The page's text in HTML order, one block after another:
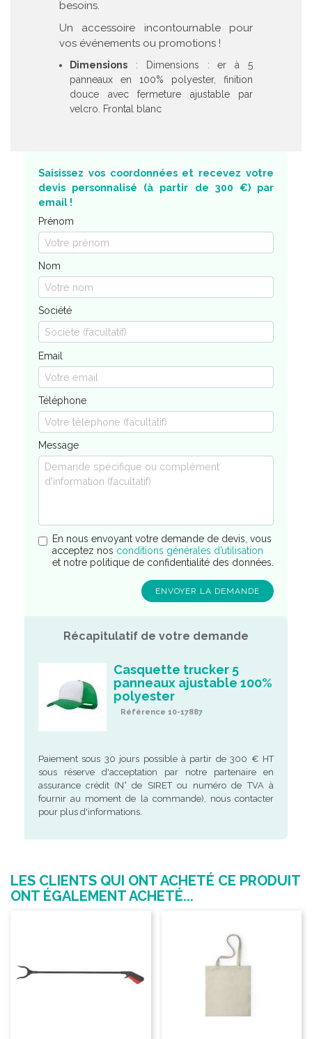
besoins.
Un accessoire incontournable pour
vos événements ou promotions !
Dimensions : Dimensions : er à 5
panneaux en 100% polyester, finition
douce avec fermeture ajustable par
velcro. Frontal blanc
Saisissez vos coordonnées et recevez votre
devis personnalisé (à partir de 300 €) par
email !
Prénom
Nom
Société
Email
Téléphone
Message
En nous envoyant votre demande de devis, vous
acceptez nos conditions générales d’utilisation
et notre politique de confidentialité des données.
Récapitulatif de votre demande
Casquette trucker 5
panneaux ajustable 100%
polyester
Référence 10-17887
Paiement sous 30 jours possible à partir de 300 € HT
sous réserve d'acceptation par notre partenaire en
assurance crédit (N° de SIRET ou numéro de TVA à
fournir au moment de la commande), nous contacter
pour plus d'informations.
LES CLIENTS QUI ONT ACHETÉ CE PRODUIT
ONT ÉGALEMENT ACHETÉ...